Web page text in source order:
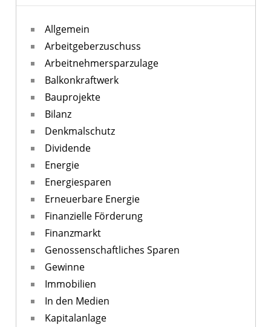
Allgemein
Arbeitgeberzuschuss
Arbeitnehmersparzulage
Balkonkraftwerk
Bauprojekte
Bilanz
Denkmalschutz
Dividende
Energie
Energiesparen
Erneuerbare Energie
Finanzielle Förderung
Finanzmarkt
Genossenschaftliches Sparen
Gewinne
Immobilien
In den Medien
Kapitalanlage